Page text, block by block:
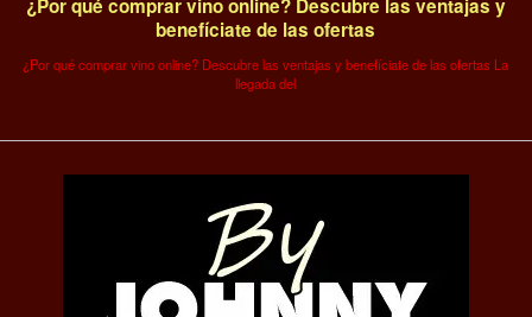
¿Por qué comprar vino online? Descubre las ventajas y
benefíciate de las ofertas
¿Por qué comprar vino online? Descubre las ventajas y benefíciate de las ofertas La
llegada del